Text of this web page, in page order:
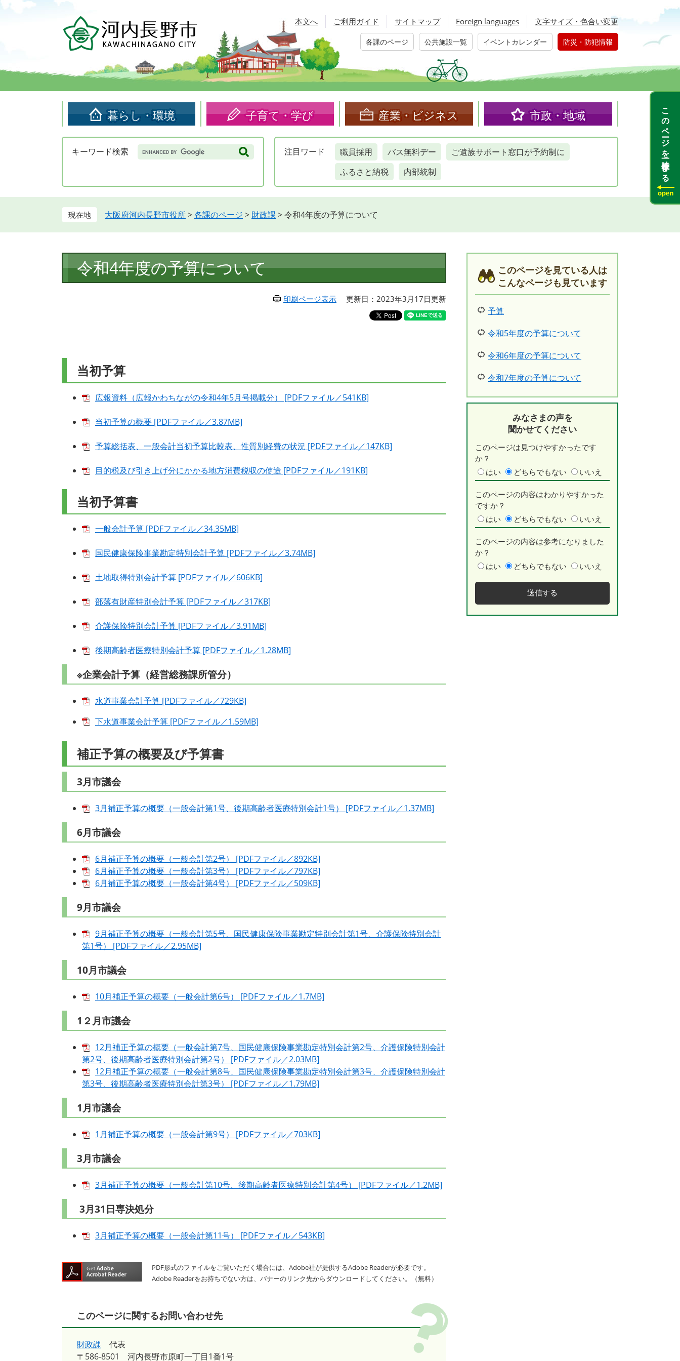
頭
す。
飛
し
本文へ ご利用ガイド サイトマップ Foreign languages 文字サイズ・色合い変更
各課のページ 公共施設一覧 イベントカレンダー 防災・防犯情報
暮らし・環境 子育て・学び 産業・ビジネス 市政・地域
キーワード検索 Google
カ
検
注目 ワード 職員採用 バス無料デー
ご遺族サポート窓口が予約制に
ふるさと納税
内部統制
大阪府河内長野市役所>各課のページ > 財政課 >令和4年度の予算について
文
令和4年度の予算について
印刷ページ表示 更新日：2023年3月17日更新
当初予算
広報資料（広報かわちながの令和4年5月号掲載分） [PDFファイル／541KB]
当初予算の概要 [PDFファイル／3.87MB]
予算総括表、一般会計当初予算比較表、性質別経費の状況 [PDFファイル／147KB]
目的税及び引き上げ分にかかる地方消費税収の使途 [PDFファイル／191KB]
当初予算書
一般会計予算 [PDFファイル／34.35MB]
国民健康保険事業勘定特別会計予算 [PDFファイル／3.74MB]
土地取得特別会計予算 [PDFファイル／606KB]
部落有財産特別会計予算 [PDFファイル／317KB]
介護保険特別会計予算 [PDFファイル／3.91MB]
後期高齢者医療特別会計予算 [PDFファイル／1.28MB]
※企業会計予算（経営総務課所管分）
水道事業会計予算 [PDFファイル／729KB]
下水道事業会計予算 [PDFファイル／1.59MB]
補正予算の概要及び予算書
3月市議会
3月補正予算の概要（一般会計第1号、後期高齢者医療特別会計1号） [PDFファイル／1.37MB]
6月市議会
6月補正予算の概要（一般会計第2号） [PDFファイル／892KB]
6月補正予算の概要（一般会計第3号） [PDFファイル／797KB]
6月補正予算の概要（一般会計第4号） [PDFファイル／509KB]
9月市議会
9月補正予算の概要（一般会計第5号、国民健康保険事業勘定特別会計第1号、介護保険特別会計
第1号） [PDFファイル／2.95MB]
10月市議会
10月補正予算の概要（一般会計第6号） [PDFファイル／1.7MB]
1２月市議会
12月補正予算の概要（一般会計第7号、国民健康保険事業勘定特別会計第2号、介護保険特別会計
第2号、後期高齢者医療特別会計第2号） [PDFファイル／2.03MB]
12月補正予算の概要（一般会計第8号、国民健康保険事業勘定特別会計第3号、介護保険特別会計
第3号、後期高齢者医療特別会計第3号） [PDFファイル／1.79MB]
1月市議会
1月補正予算の概要（一般会計第9号） [PDFファイル／703KB]
3月市議会
3月補正予算の概要（一般会計第10号、後期高齢者医療特別会計第4号） [PDFファイル／1.2MB]
3月31日専決処分
3月補正予算の概要（一般会計第11号） [PDFファイル／543KB]
PDF形式のファイルをご覧いただく場合には、Adobe社が提供するAdobe Readerが必要です。
Adobe Readerをお持ちでない方は、バナーのリンク先からダウンロードしてください。（無料）
このページに関するお問い合わせ先
財政課
代表
〒586-8501
河内長野市原町一丁目1番1号
このページを見ている人は
こんなページも見ています
予算
令和5年度の予算について
令和6年度の予算について
令和7年度の予算について
みなさまの声を
聞かせてください
このページは見つけやすかったです
か？
はい
どちらでもない いいえ
このページの内容はわかりやすかった
ですか？
はい
どちらでもない いいえ
このページの内容は参考になりました
か？
はい
どちらでもない いいえ
このページを一時保存する